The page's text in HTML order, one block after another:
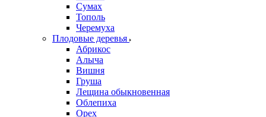
Сумах
Тополь
Черемуха
Плодовые деревья
Абрикос
Алыча
Вишня
Груша
Лещина обыкновенная
Облепиха
Орех